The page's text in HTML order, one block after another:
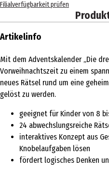
Filialverfügbarkeit prüfen
Artikelinfo
Mit dem Adventskalender „Die
Vorweihnachtszeit zu einem
neues Rätsel rund um eine
gelöst zu werden.
geeignet für Kinder von 8
24 abwechslungsreiche
interaktives Konzept aus
Knobelaufgaben lösen
fördert logisches Denken